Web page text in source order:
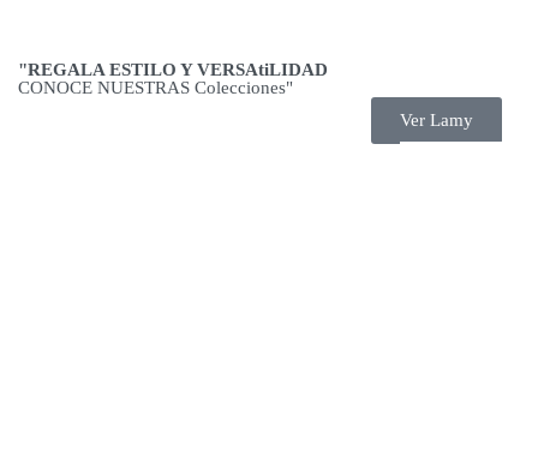
"REGALA ESTILO Y VERSAtiLIDAD
CONOCE NUESTRAS Colecciones"
Ver Lamy